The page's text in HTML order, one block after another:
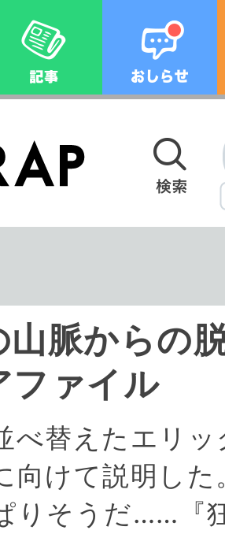
山脈からの
ファイル
べ替えたエリ
向けて説明した
りそうだ……『